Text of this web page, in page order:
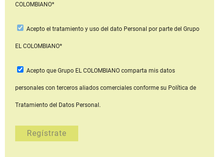
COLOMBIANO*
Acepto el tratamiento y uso del dato Personal por parte del Grupo
EL COLOMBIANO*
Acepto que Grupo EL COLOMBIANOcomparta mis datos
personales con terceros aliados comerciales conforme su Política de
Tratamiento del Datos Personal.